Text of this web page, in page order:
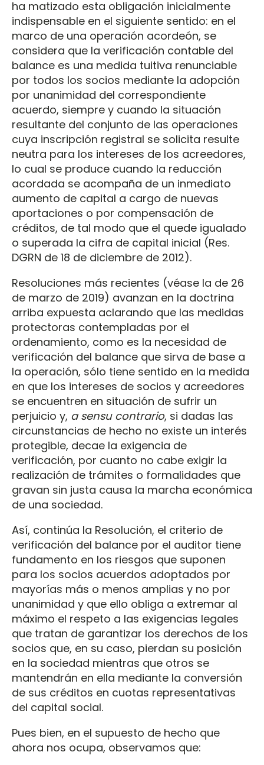
ha matizado esta obligación inicialmente
indispensable en el siguiente sentido: en el
marco de una operación acordeón, se
considera que la verificación contable del
balance es una medida tuitiva renunciable
por todos los socios mediante la adopción
por unanimidad del correspondiente
acuerdo, siempre y cuando la situación
resultante del conjunto de las operaciones
cuya inscripción registral se solicita resulte
neutra para los intereses de los acreedores,
lo cual se produce cuando la reducción
acordada se acompaña de un inmediato
aumento de capital a cargo de nuevas
aportaciones o por compensación de
créditos, de tal modo que el quede igualado
o superada la cifra de capital inicial (Res.
DGRN de 18 de diciembre de 2012).
Resoluciones más recientes (véase la de 26
de marzo de 2019) avanzan en la doctrina
arriba expuesta aclarando que las medidas
protectoras contempladas por el
ordenamiento, como es la necesidad de
verificación del balance que sirva de base a
la operación, sólo tiene sentido en la medida
en que los intereses de socios y acreedores
se encuentren en situación de sufrir un
perjuicio y, a sensu contrario, si dadas las
circunstancias de hecho no existe un interés
protegible, decae la exigencia de
verificación, por cuanto no cabe exigir la
realización de trámites o formalidades que
gravan sin justa causa la marcha económica
de una sociedad.
Así, continúa la Resolución, el criterio de
verificación del balance por el auditor tiene
fundamento en los riesgos que suponen
para los socios acuerdos adoptados por
mayorías más o menos amplias y no por
unanimidad y que ello obliga a extremar al
máximo el respeto a las exigencias legales
que tratan de garantizar los derechos de los
socios que, en su caso, pierdan su posición
en la sociedad mientras que otros se
mantendrán en ella mediante la conversión
de sus créditos en cuotas representativas
del capital social.
Pues bien, en el supuesto de hecho que
ahora nos ocupa, observamos que: